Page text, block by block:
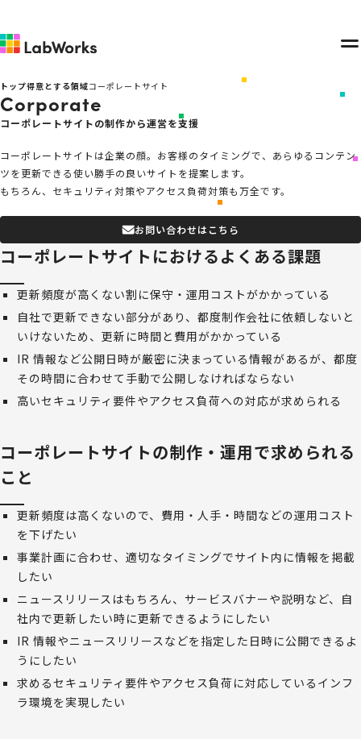
ュ
トップ得意とする領域コーポレートサイト
Corporate
コーポレートサイトの制作から運営を支援
コーポレートサイトは企業の顔。お客様のタイミングで、あらゆるコンテン
ツを更新できる使い勝手の良いサイトを提案します。
もちろん、セキュリティ対策やアクセス負荷対策も万全です。
お問い合わせはこちら
コーポレートサイトにおけるよくある課題
更新頻度が高くない割に保守・運用コストがかかっている
自社で更新できない部分があり、都度制作会社に依頼しないと
いけないため、更新に時間と費用がかかっている
IR 情報など公開日時が厳密に決まっている情報があるが、都度
その時間に合わせて手動で公開しなければならない
高いセキュリティ要件やアクセス負荷への対応が求められる
コーポレートサイトの制作・運用で求められる
こと
更新頻度は高くないので、費用・人手・時間などの運用コスト
を下げたい
事業計画に合わせ、適切なタイミングでサイト内に情報を掲載
したい
ニュースリリースはもちろん、サービスバナーや説明など、自
社内で更新したい時に更新できるようにしたい
IR 情報やニュースリリースなどを指定した日時に公開できるよ
うにしたい
求めるセキュリティ要件やアクセス負荷に対応しているインフ
ラ環境を実現したい